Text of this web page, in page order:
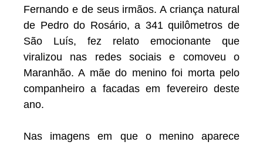
Fernando e de seus irmãos. A criança natural
de Pedro do Rosário, a 341 quilômetros de
São Luís, fez relato emocionante que
viralizou nas redes sociais e comoveu o
Maranhão. A mãe do menino foi morta pelo
companheiro a facadas em fevereiro deste
ano.
Nas imagens em que o menino aparece